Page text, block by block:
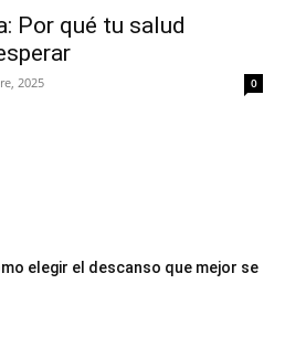
Por qué tu salud
2025 0
elegir el descanso que mejor se